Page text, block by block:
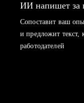
ИИ напишет за
Сопоставит ваш
и предложит текст,
работодателей